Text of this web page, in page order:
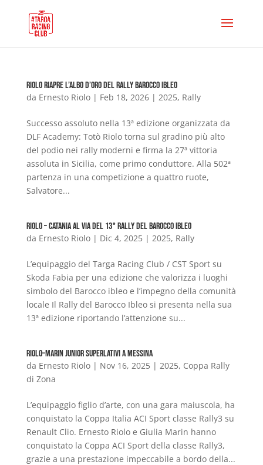
Riolo riapre l’albo d’oro del Rally Barocco Ibleo
da Ernesto Riolo| Feb 18, 2026| 2025, Rally
Successo assoluto nella 13ª edizione organizzata da
DLF Academy: Totò Riolo torna sul gradino più alto
del podio nei rally moderni e firma la 27ª vittoria
assoluta in Sicilia, come primo conduttore. Alla 502ª
partenza in una competizione a quattro ruote,
Salvatore...
Riolo – Catania al via del 13° Rally del Barocco Ibleo
da Ernesto Riolo| Dic 4, 2025| 2025, Rally
L’equipaggio del Targa Racing Club / CST Sport su
Skoda Fabia per una edizione che valorizza i luoghi
simbolo del Barocco ibleo e l’impegno della comunità
locale Il Rally del Barocco Ibleo si presenta nella sua
13ª edizione riportando l’attenzione su...
Riolo–Marin Junior superlativi a Messina
da Ernesto Riolo| Nov 16, 2025| 2025, Coppa Rally
di Zona
L’equipaggio figlio d’arte, con una gara maiuscola, ha
conquistato la Coppa Italia ACI Sport classe Rally3 su
Renault Clio. Ernesto Riolo e Giulia Marin hanno
conquistato la Coppa ACI Sport della classe Rally3,
grazie a una prestazione impeccabile a bordo della...